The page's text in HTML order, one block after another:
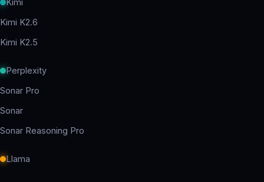
Kimi
Kimi K2.6
Kimi K2.5
Perplexity
Sonar Pro
Sonar
Sonar Reasoning Pro
Llama